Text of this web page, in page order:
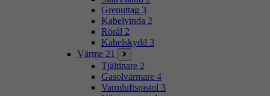
Grenuttag 3
Kabelvinda 2
Rörål 2
Kabelskydd 3
Värme 21
Tjältinare 2
Gasolvärmare 4
Varmluftspistol 3